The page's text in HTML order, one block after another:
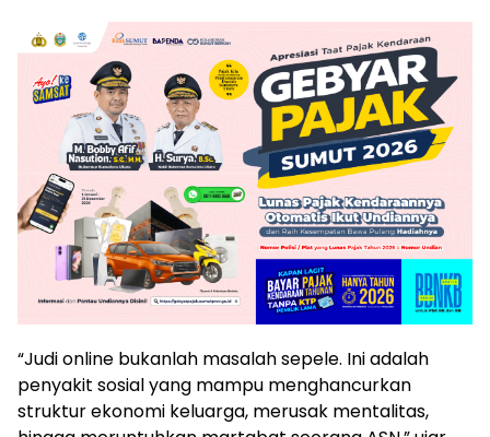
“Judi online bukanlah masalah sepele. Ini adalah
penyakit sosial yang mampu menghancurkan
struktur ekonomi keluarga, merusak mentalitas,